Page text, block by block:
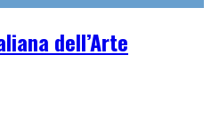
dell’Arte